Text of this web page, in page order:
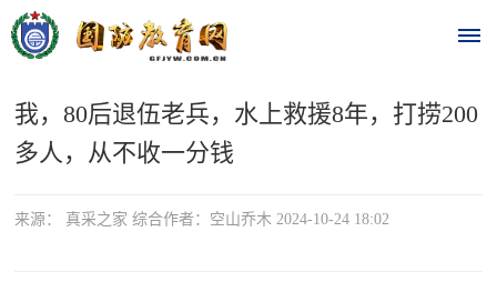
首
时
我，80后退伍老兵，水上救援8年，打捞200
多人，从不收一分钱
来源： 真采之家 综合作者：空山乔木 2024-10-24 18:02